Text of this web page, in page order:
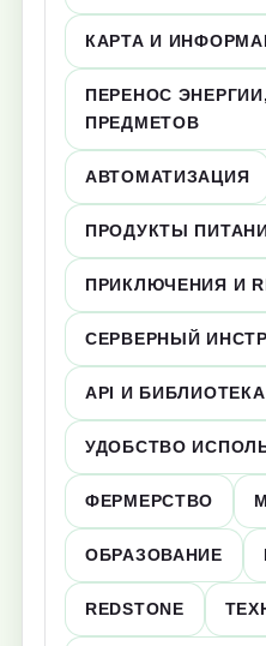
КАРТА И
ПЕРЕНОС
ПРЕДМЕТОВ
АВТОМАТИЗАЦИЯ
ПРОДУКТЫ
ПРИКЛЮЧЕНИЯ И
СЕРВЕРНЫЙ
API И БИБЛИОТЕКА
УДОБСТВО
ФЕРМЕРСТВО
ОБРАЗОВАНИЕ
REDSTONE